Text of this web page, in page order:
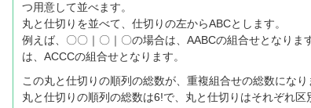
つ用意して並べます。
丸と仕切りを並べて、仕切りの左からABCとします。
例えば、〇〇｜〇｜〇の場合は、AABCの組合せとなりま
は、ACCCの組合せとなります。
この丸と仕切りの順列の総数が、重複組合せの総数になり
丸と仕切りの順列の総数は6!で、丸と仕切りはそれぞれ